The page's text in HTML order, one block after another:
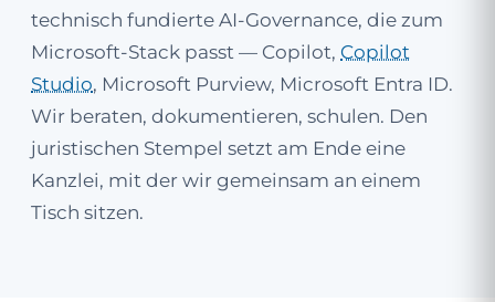
technisch fundierte AI-Governance, die zum
Microsoft-Stack passt — Copilot, Copilot
Studio, Microsoft Purview, Microsoft Entra ID.
Wir beraten, dokumentieren, schulen. Den
juristischen Stempel setzt am Ende eine
Kanzlei, mit der wir gemeinsam an einem
Tisch sitzen.